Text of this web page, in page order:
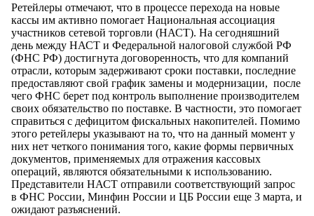
Ретейлеры отмечают, что в процессе перехода на новые
кассы им активно помогает Национальная ассоциация
участников сетевой торговли (НАСТ). На сегодняшний
день между НАСТ и Федеральной налоговой службой РФ
(ФНС РФ) достигнута договоренность, что для компаний
отрасли, которым задерживают сроки поставки, последние
предоставляют свой график замены и модернизации, после
чего ФНС берет под контроль выполнение производителем
своих обязательство по поставке. В частности, это помогает
справиться с дефицитом фискальных накопителей. Помимо
этого ретейлеры указывают на то, что на данный момент у
них нет четкого понимания того, какие формы первичных
документов, применяемых для отражения кассовых
операций, являются обязательными к использованию.
Представители НАСТ отправили соответствующий запрос
в ФНС России, Минфин России и ЦБ России еще 3 марта, и
ожидают разъяснений.